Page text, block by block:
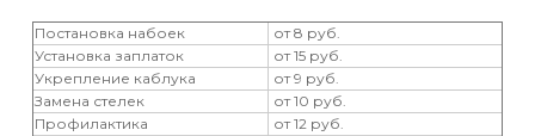
Постановка набоек
от 8 руб.
Установка заплаток
от 15 руб.
Укрепление каблука
от 9 руб.
Замена стелек
от 10 руб.
Профилактика
от 12 руб.